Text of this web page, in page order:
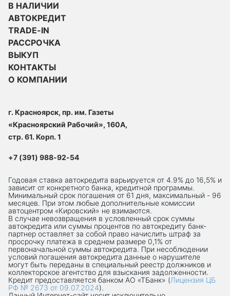
В НАЛИЧИИ
АВТОКРЕДИТ
TRADE-IN
РАССРОЧКА
ВЫКУП
КОНТАКТЫ
О КОМПАНИИ
г. Красноярск, пр. им. Газеты
«Красноярский Рабочий», 160А,
стр. 61. Корп. 1
+7 (391) 988-92-54
Годовая ставка автокредита варьируется от 4.9% до 16,5% и
зависит от конкретного банка, кредитной программы.
Минимальный срок погашения от 61 дня, максимальный - 96
месяцев. При этом любые дополнительные комиссии
автоцентром «Кировский» не взимаются.
В случае невозвращения в условленный срок суммы
автокредита или суммы процентов по автокредиту банк-
партнер оставляет за собой право начислить штраф за
просрочку платежа в среднем размере 0,1% от
первоначальной суммы автокредита. При несоблюдении
условий погашения автокредита данные о нарушителе
могут быть переданы в специальный реестр должников и
коллекторское агентство для взыскания задолженности.
Кредит предоставляется банком АО «ТБанк» (Лицензия ЦБ
РФ № 2673 от 09.07.2024).